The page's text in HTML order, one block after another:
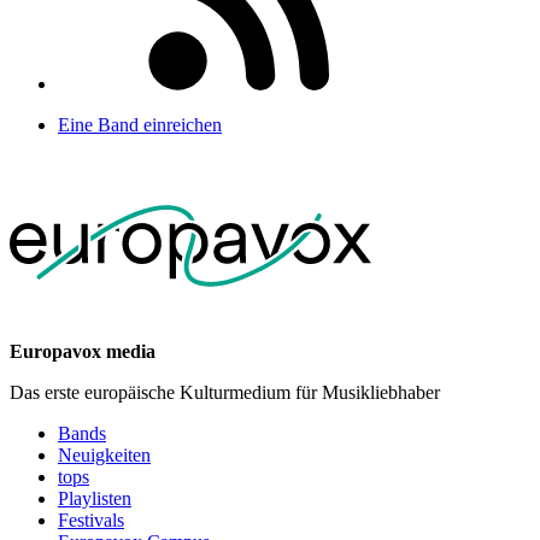
Eine Band einreichen
Europavox media
Das erste europäische Kulturmedium für Musikliebhaber
Bands
Neuigkeiten
tops
Playlisten
Festivals